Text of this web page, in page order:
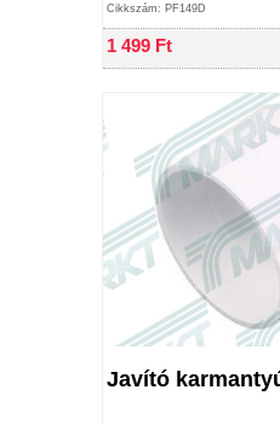
Cikkszám: PF149D
1 499 Ft
Javító